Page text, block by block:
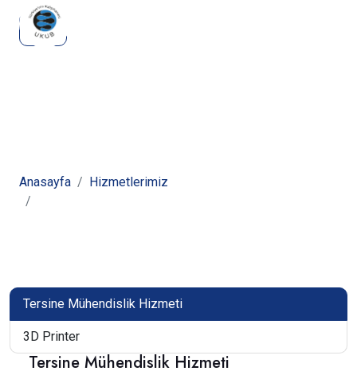
Anasayfa
Hizmetlerimiz
Tersine Mühendislik Hizmeti
3D Printer
Tersine Mühendislik Hizmeti